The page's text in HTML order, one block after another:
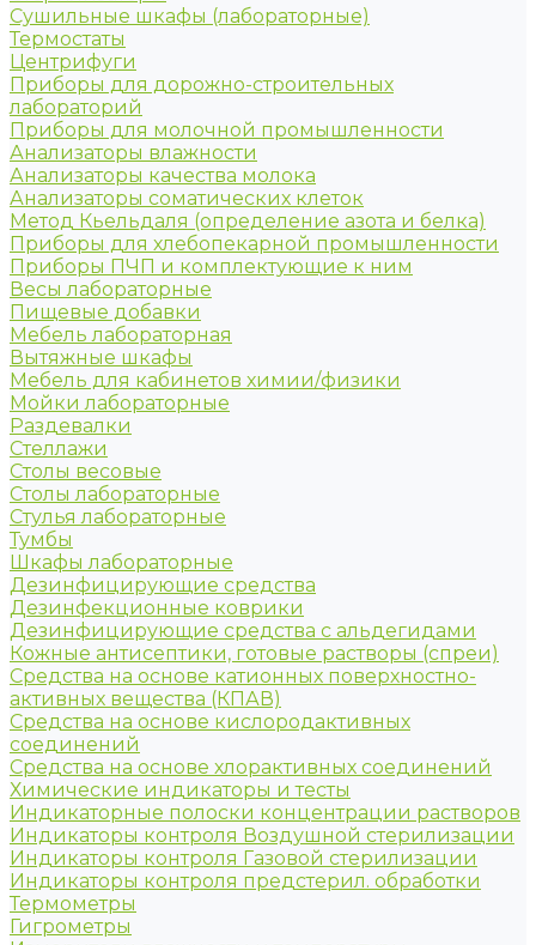
Сушильные шкафы (лабораторные)
Термостаты
Центрифуги
Приборы для дорожно-строительных
лабораторий
Приборы для молочной промышленности
Анализаторы влажности
Анализаторы качества молока
Анализаторы соматических клеток
Метод Кьельдаля (определение азота и белка)
Приборы для хлебопекарной промышленности
Приборы ПЧП и комплектующие к ним
Весы лабораторные
Пищевые добавки
Мебель лабораторная
Вытяжные шкафы
Мебель для кабинетов химии/физики
Мойки лабораторные
Раздевалки
Стеллажи
Столы весовые
Столы лабораторные
Стулья лабораторные
Тумбы
Шкафы лабораторные
Дезинфицирующие средства
Дезинфекционные коврики
Дезинфицирующие средства с альдегидами
Кожные антисептики, готовые растворы (спреи)
Средства на основе катионных поверхностно-
активных вещества (КПАВ)
Средства на основе кислородактивных
соединений
Средства на основе хлорактивных соединений
Химические индикаторы и тесты
Индикаторные полоски концентрации растворов
Индикаторы контроля Воздушной стерилизации
Индикаторы контроля Газовой стерилизации
Индикаторы контроля предстерил. обработки
Термометры
Гигрометры